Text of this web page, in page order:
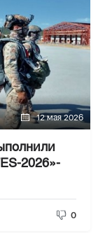
12 мая 2026
2026»-
0